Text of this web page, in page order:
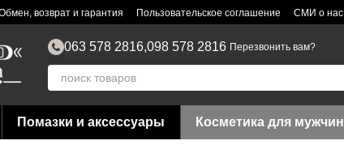
возврат и гарантия Пользовательское соглашение СМИ о нас
063 578 2816,098 578 2816 Перезвонить вам?
Помазки и аксессуары Косметика для мужчин